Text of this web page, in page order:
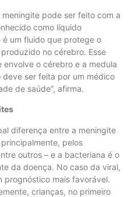
pode ser feito com a
como líquido
é um fluido que protege o
no cérebro. Esse
o cérebro e a medula
deve ser feita por um médico
de saúde”, afirma.
diferença entre a meningite
pelos
outros – e a bacteriana é o
da doença. No caso da viral,
prognóstico mais favorável.
crianças, no primeiro